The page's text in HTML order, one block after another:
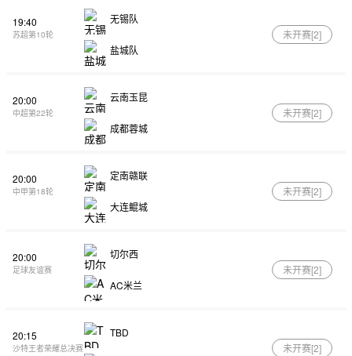
19:40
苏超第10轮
无锡队
盐城队
未开赛[2]
20:00
中超第22轮
云南玉昆
成都蓉城
未开赛[2]
20:00
中甲第18轮
定南赣联
大连鲲城
未开赛[2]
20:00
足球友谊赛
切尔西
AC米兰
未开赛[2]
20:15
沙特王者荣耀总决赛
TBD
未开赛[2]